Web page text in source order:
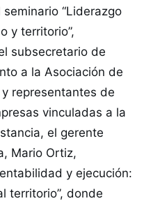
“Liderazgo
y territorio”,
subsecretario de
a la Asociación de
representantes de
vinculadas a la
el gerente
Mario Ortiz,
y ejecución:
territorio”, donde